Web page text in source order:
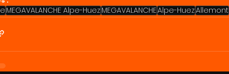
MEGAVALANCHE Alpe-HuezMEGAVALANCHEAlpe-HuezAllemont